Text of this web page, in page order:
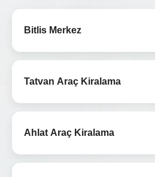
Bitlis Merkez
Tatvan Araç Kiralama
Ahlat Araç Kiralama